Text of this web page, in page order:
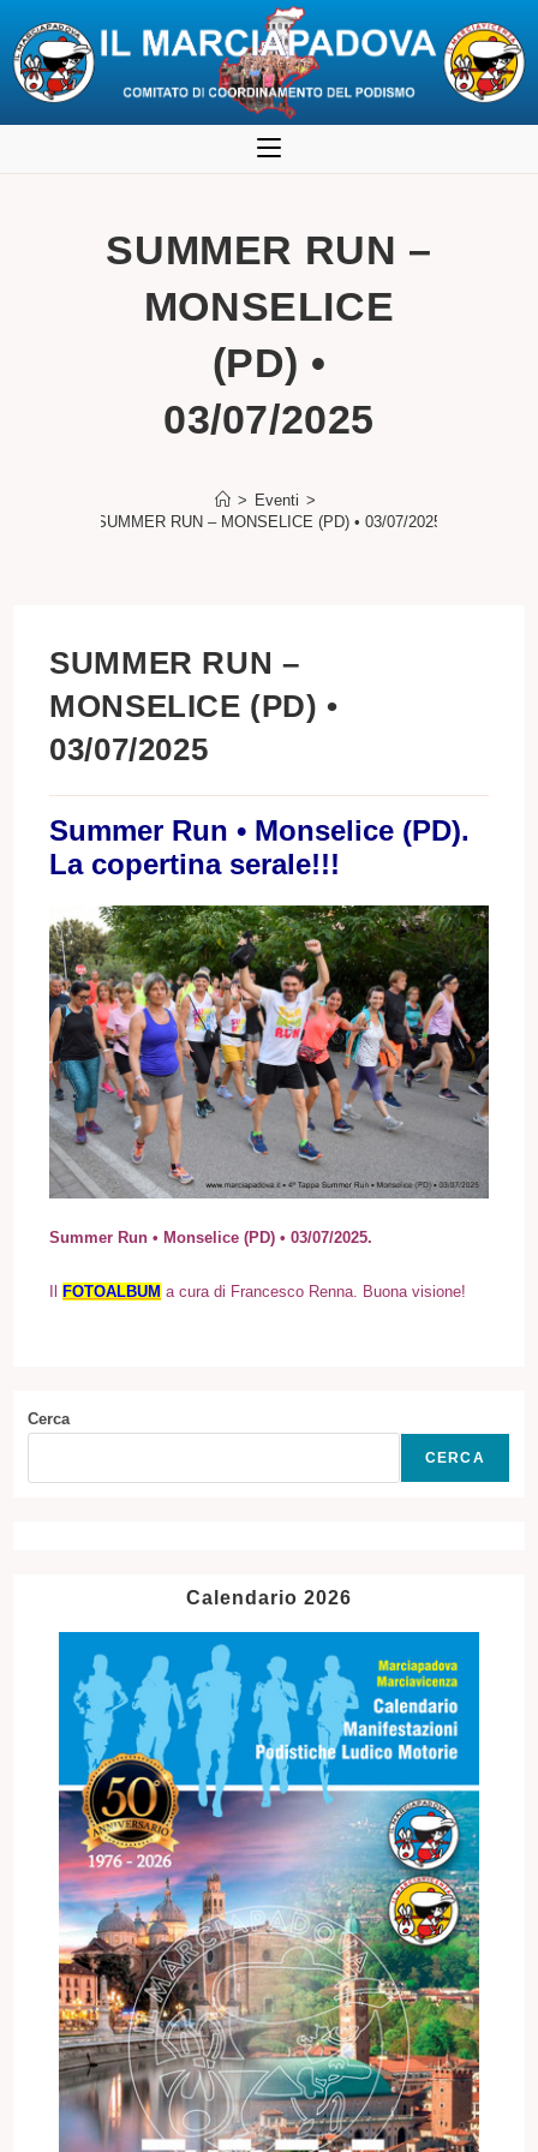
al
SUMMER RUN –
MONSELICE
(PD) •
03/07/2025
> Eventi >
SUMMER RUN – MONSELICE (PD) • 03/07/2025
SUMMER RUN –
MONSELICE (PD) •
03/07/2025
Summer Run • Monselice (PD).
La copertina serale!!!
Summer Run • Monselice (PD) • 03/07/2025.
FOTOALBUM a cura di Francesco Renna. Buona visione!
Cerca
CERCA
Calendario 2026